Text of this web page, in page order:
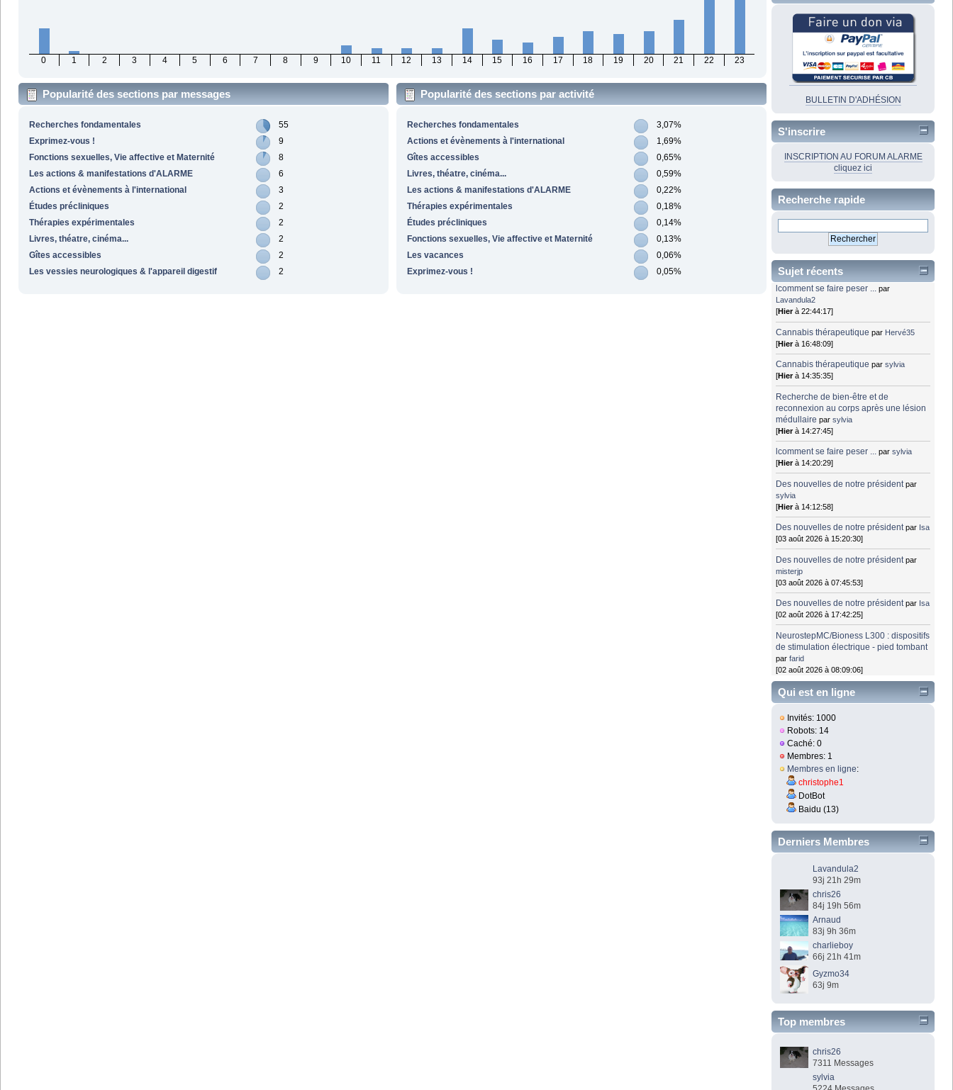
0 1 2 3 4 5 6 7 8 9 10 11 12 13 14 15 16 17 18 19 20 21 22 23
Popularité des sections par messages
Recherches fondamentales
55
Exprimez-vous !
9
Fonctions sexuelles, Vie affective et Maternité
8
Les actions & manifestations d'ALARME
6
Actions et évènements à l'international
3
Études précliniques
2
Thérapies expérimentales
2
Livres, théatre, cinéma...
2
Gîtes accessibles
2
Les vessies neurologiques & l'appareil digestif
2
Popularité des sections par activité
Recherches fondamentales
3,07%
Actions et évènements à l'international
1,69%
Gîtes accessibles
0,65%
Livres, théatre, cinéma...
0,59%
Les actions & manifestations d'ALARME
0,22%
Thérapies expérimentales
0,18%
Études précliniques
0,14%
Fonctions sexuelles, Vie affective et Maternité
0,13%
Les vacances
0,06%
Exprimez-vous !
0,05%
BULLETIN D'ADHÉSION
S'inscrire
INSCRIPTION AU FORUM ALARME
cliquez ici
Recherche rapide
Sujet récents
lcomment se faire peser ... par
Lavandula2
[Hierà 22:44:17]
Cannabis thérapeutique par Hervé35
[Hierà 16:48:09]
Cannabis thérapeutique parsylvia
[Hierà 14:35:35]
Recherche de bien-être et de
reconnexion au corps après une lésion
médullaire parsylvia
[Hierà 14:27:45]
lcomment se faire peser ... parsylvia
[Hierà 14:20:29]
Des nouvelles de notre président par
sylvia
[Hierà 14:12:58]
Des nouvelles de notre président par Isa
[03 août 2026 à 15:20:30]
Des nouvelles de notre président par
misterjp
[03 août 2026 à 07:45:53]
Des nouvelles de notre président par Isa
[02 août 2026 à 17:42:25]
NeurostepMC/Bioness L300 : dispositifs
de stimulation électrique - pied tombant
parfarid
[02 août 2026 à 08:09:06]
Qui est en ligne
Invités: 1000
Robots: 14
Caché: 0
Membres: 1
Membres en ligne:
christophe1
DotBot
Baidu (13)
Derniers Membres
Lavandula2
93j 21h 29m
chris26
84j 19h 56m
Arnaud
83j 9h 36m
charlieboy
66j 21h 41m
Gyzmo34
63j 9m
Top membres
chris26
7311 Messages
sylvia